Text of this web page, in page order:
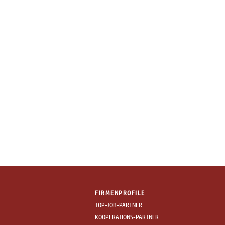
FIRMENPROFILE
TOP-JOB-PARTNER
KOOPERATIONS-PARTNER